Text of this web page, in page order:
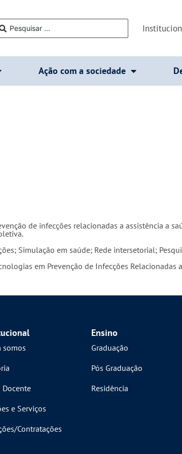
Ação com a sociedade
de infecções relacionadas a assistência a
Simulação em saúde; Rede intersetorial;
em Prevenção de Infecções Relacionadas
somos
Docente
e Serviços
Contratações
Ensino
Graduação
Pós Graduação
Residência